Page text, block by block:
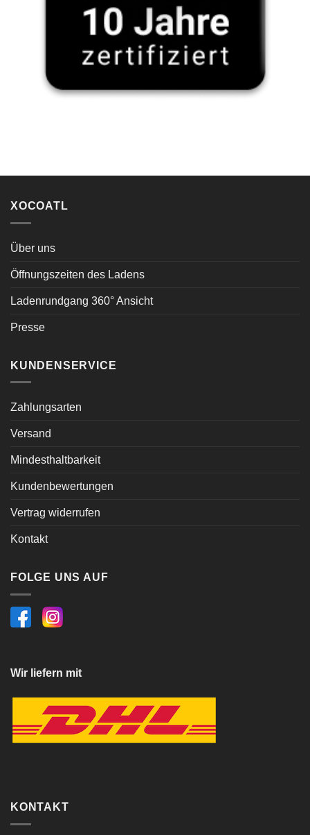
XOCOATL
Über uns
Öffnungszeiten des Ladens
Ladenrundgang 360° Ansicht
Presse
KUNDENSERVICE
Zahlungsarten
Versand
Mindesthaltbarkeit
Kundenbewertungen
Vertrag widerrufen
Kontakt
FOLGE UNS AUF
Wir liefern mit
KONTAKT